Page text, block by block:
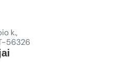
k.,
56326